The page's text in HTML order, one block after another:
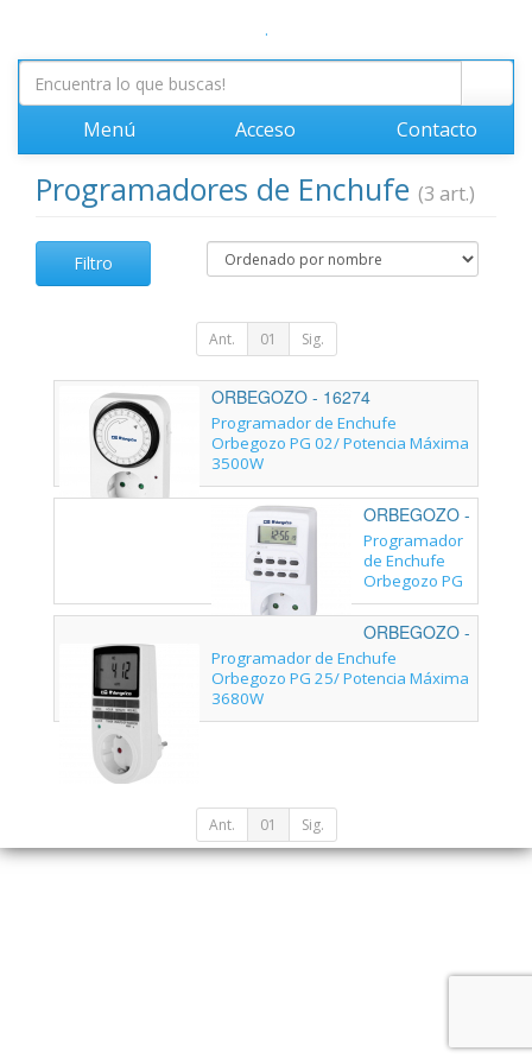
.
Menú Acceso Contacto
Programadores de Enchufe (3 art.)
Filtro
Ant. 01 Sig.
ORBEGOZO - 16274
Programador de Enchufe
Orbegozo PG 02/ Potencia Máxima
3500W
ORBEGOZO -
16275
Programador
de Enchufe
Orbegozo PG
20 /Potencia
Máxima
3600W
ORBEGOZO -
17553 OR
Programador de Enchufe
Orbegozo PG 25/ Potencia Máxima
3680W
Ant. 01 Sig.